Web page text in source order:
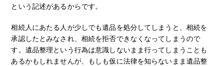
という記述があるからです。
相続人にあたる人が少しでも遺品を処分してしまうと、相続を
承認したとみなされ、相続を拒否できなくなってしまうので
す。遺品整理という行為は意識しないまま行ってしまうことも
あるかもしれませんが、もしも仮に法律を知らないまま遺品整